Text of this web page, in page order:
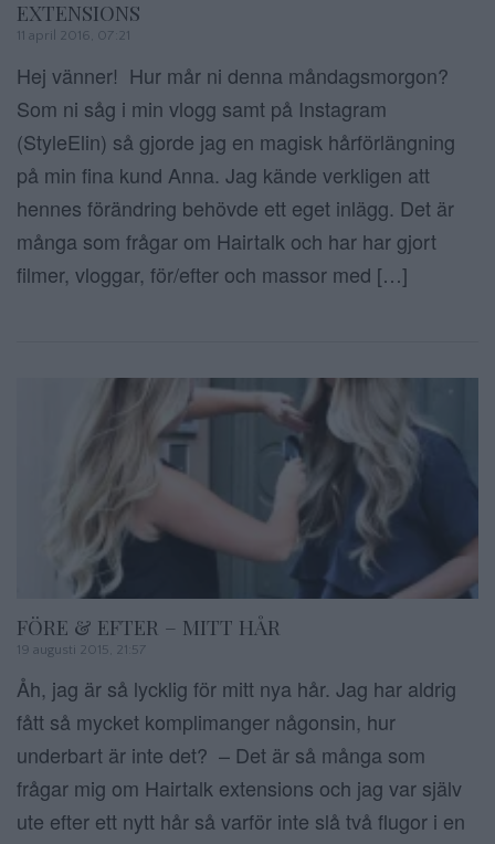
EXTENSIONS
11 april 2016, 07:21
Hej vänner! Hur mår ni denna måndagsmorgon?
Som ni såg i min vlogg samt på Instagram
(StyleElin) så gjorde jag en magisk hårförlängning
på min fina kund Anna. Jag kände verkligen att
hennes förändring behövde ett eget inlägg. Det är
många som frågar om Hairtalk och har har gjort
filmer, vloggar, för/efter och massor med […]
FÖRE & EFTER – MITT HÅR
19 augusti 2015, 21:57
Åh, jag är så lycklig för mitt nya hår. Jag har aldrig
fått så mycket komplimanger någonsin, hur
underbart är inte det? – Det är så många som
frågar mig om Hairtalk extensions och jag var själv
ute efter ett nytt hår så varför inte slå två flugor i en